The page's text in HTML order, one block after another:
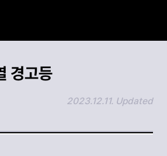
경고등
2023.12.11. Updated
링크 복사하기